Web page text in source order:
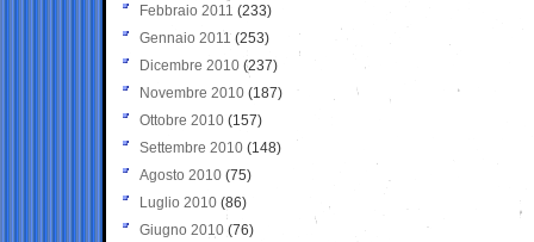
Febbraio 2011 (233)
Gennaio 2011 (253)
Dicembre 2010 (237)
Novembre 2010 (187)
Ottobre 2010 (157)
Settembre 2010 (148)
Agosto 2010 (75)
Luglio 2010 (86)
Giugno 2010 (76)